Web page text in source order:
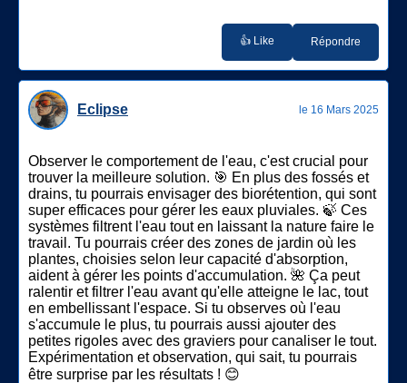
👍 Like Répondre
Eclipse le 16 Mars 2025
Observer le comportement de l'eau, c'est crucial pour
trouver la meilleure solution. 🎯 En plus des fossés et
drains, tu pourrais envisager des biorétention, qui sont
super efficaces pour gérer les eaux pluviales. 🍃 Ces
systèmes filtrent l'eau tout en laissant la nature faire le
travail. Tu pourrais créer des zones de jardin où les
plantes, choisies selon leur capacité d'absorption,
aident à gérer les points d'accumulation. 🌺 Ça peut
ralentir et filtrer l'eau avant qu'elle atteigne le lac, tout
en embellissant l'espace. Si tu observes où l'eau
s'accumule le plus, tu pourrais aussi ajouter des
petites rigoles avec des graviers pour canaliser le tout.
Expérimentation et observation, qui sait, tu pourrais
être surprise par les résultats ! 😊